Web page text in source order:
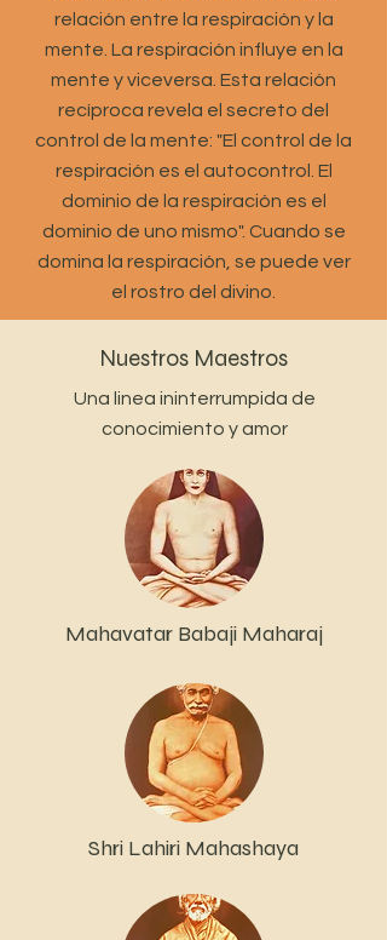
relación entre la respiración y la
mente. La respiración influye en la
mente y viceversa. Esta relación
recíproca revela el secreto del
control de la mente: "El control de la
respiración es el autocontrol. El
dominio de la respiración es el
dominio de uno mismo". Cuando se
domina la respiración, se puede ver
el rostro del divino.
Nuestros Maestros
Una linea ininterrumpida de
conocimiento y amor
Mahavatar Babaji Maharaj
Shri Lahiri Mahashaya